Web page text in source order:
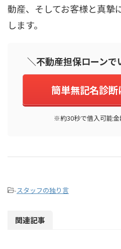
動産、そしてお客様と真摯
します。
＼不動産担保ローン
簡単無記名診断
※約30秒で借入可能金
-スタッフの独り言
関連記事